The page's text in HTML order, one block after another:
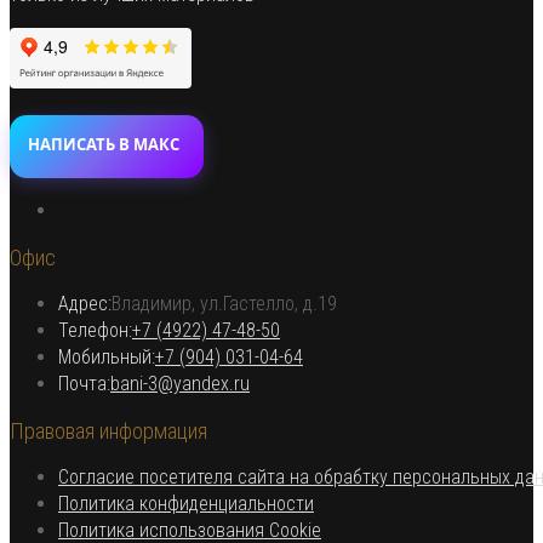
НАПИСАТЬ В МАКС
Офис
Адрес:Владимир, ул.Гастелло, д.19
Телефон:+7 (4922) 47-48-50
Мобильный:+7 (904) 031-04-64Откроется
Почта:bani-3@yandex.ru
приложении
Правовая информация
Согласие посетителя сайта на обрабтку персональных
Политика конфиденциальности
в
Политика использования Cookie